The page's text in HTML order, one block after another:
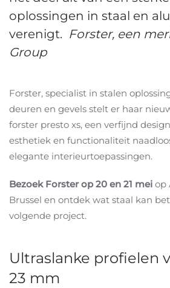
oplossingen in staal en
verenigt. Forster, een
Group
Forster, specialist in stalen
deuren en gevels stelt er haar
forster presto xs, een verfijnd
esthetiek en functionaliteit
elegante interieurtoepassingen.
Bezoek Forster op 20 en 21 mei op
Brussel en ontdek wat staal kan
volgende project.
Ultraslanke profielen
23 mm